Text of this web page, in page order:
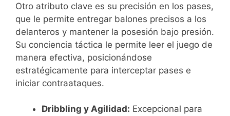
Otro atributo clave es su precisión en los pases,
que le permite entregar balones precisos a los
delanteros y mantener la posesión bajo presión.
Su conciencia táctica le permite leer el juego de
manera efectiva, posicionándose
estratégicamente para interceptar pases e
iniciar contraataques.
Dribbling y Agilidad: Excepcional para